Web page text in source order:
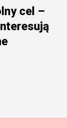
cel –